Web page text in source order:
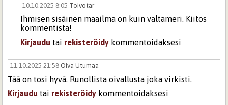
10.10.2025 8:05 Toivotar
Ihmisen sisäinen maailma on kuin valtameri. Kiitos
kommentista!
Kirjaudu tai rekisteröidy kommentoidaksesi
11.10.2025 21:58 Oiva Utumaa
Tää on tosi hyvä. Runollista oivallusta joka virkisti.
Kirjaudu tai rekisteröidy kommentoidaksesi